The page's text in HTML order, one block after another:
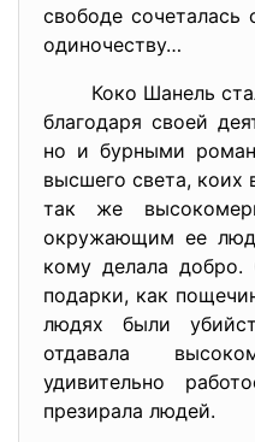
свободе сочеталась
одиночеству…
Коко Шанель
благодаря своей
но и бурными
высшего света, коих
так же
окружающим ее
кому делала
подарки, как
людях были
отдавала
удивительно
презирала людей.